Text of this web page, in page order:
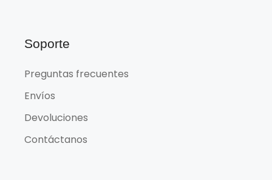
Soporte
Preguntas frecuentes
Envíos
Devoluciones
Contáctanos